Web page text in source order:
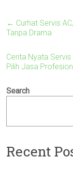
← Curhat Servis
Tanpa Drama
Cerita Nyata Servis
Pilih Jasa
Search
Recent